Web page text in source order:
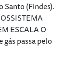
Santo (Findes).
ESCALA O
passa pelo